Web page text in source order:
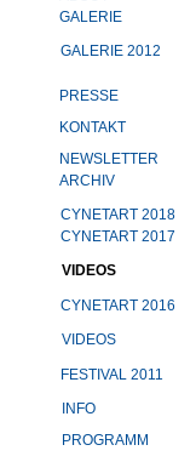
GALERIE
GALERIE 2012
PRESSE
KONTAKT
NEWSLETTER
ARCHIV
CYNETART 2018
CYNETART 2017
VIDEOS
CYNETART 2016
VIDEOS
FESTIVAL 2011
INFO
PROGRAMM